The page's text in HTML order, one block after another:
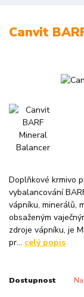
Canvit
Doplňkové krmivo
vybalancování
vápníku, minerálů,
obsaženým
zdroje vápníku, je
pr... celý popis
Dostupnost